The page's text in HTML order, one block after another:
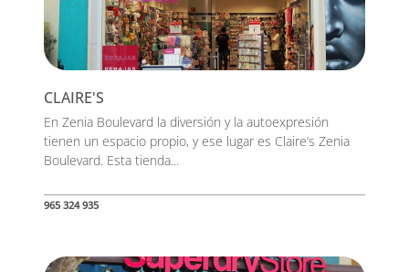
CLAIRE'S
En Zenia Boulevard la diversión y la autoexpresión
tienen un espacio propio, y ese lugar es Claire’s Zenia
Boulevard. Esta tienda...
965 324 935